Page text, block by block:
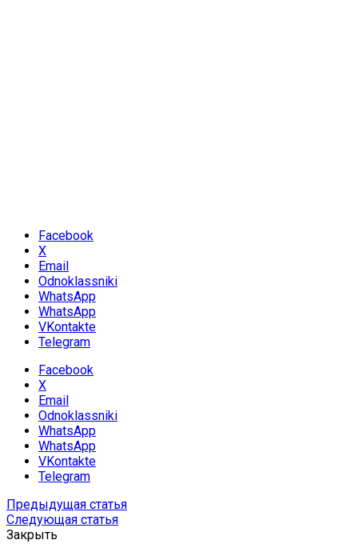
Facebook
X
Email
Odnoklassniki
WhatsApp
WhatsApp
VKontakte
Telegram
Facebook
X
Email
Odnoklassniki
WhatsApp
WhatsApp
VKontakte
Telegram
Предыдущая статья
Следующая статья
Закрыть